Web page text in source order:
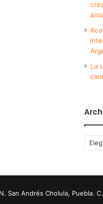
La
Andrés Cholula, Puebla.